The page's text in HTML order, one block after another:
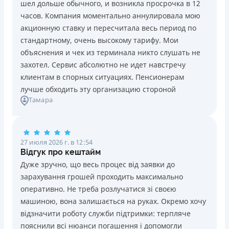
Погашение
В кассах и терминалах отделений
Оплата на расчетный счёт
Онлайн (через сайт или интернет-банкинг)
Через терминалы самообслуживания
Лицензия НБУ
Лицензия НБУ №10
Вся информация о кредите
ПОЛУЧИТЬ ЗАЙМ
Возраст
18 - 70 лет
Преимущества
Сниженная процентная ставка 0,01% в день для
новых клиентов на период от 3 до 30 дней (после
этого стандартная ставка 1%)
Запрашиваются только данные паспорта, ИНН, номер
банковской карты и телефона
проблемной кредитной историей.
Переводятся деньги на банковскую карту сразу после
подписания электронного договора о предоставлении
кредита
Дарятся скидки до -99% постоянным клиентам на
будущие кредиты согласно программе лояльности
Программа лояльности для постоянных клиентов
Круглосуточная поддержка в Viber, Telegram,
шел дольше обычного, и возникла просрочка в 12
часов. Компания моментально аннулировала мою
акционную ставку и пересчитала весь период по
стандартному, очень высокому тарифу. Мои
объяснения и чек из терминала никто слушать не
захотел. Сервис абсолютно не идет навстречу
клиентам в спорных ситуациях. Пенсионерам
лучше обходить эту организацию стороной
Тамара
27 июля 2026 г. в 12:54
Відгук про кештайм
Дуже зручно, що весь процес від заявки до
зарахування грошей проходить максимально
оперативно. Не треба розлучатися зі своєю
машиною, вона залишається на руках. Окремо хочу
відзначити роботу служби підтримки: терпляче
пояснили всі нюанси погашення і допомогли